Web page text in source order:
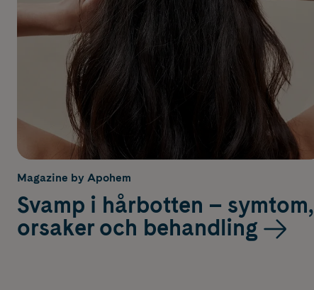
Magazine by Apohem
Svamp i hårbotten – symtom,
orsaker och behandling